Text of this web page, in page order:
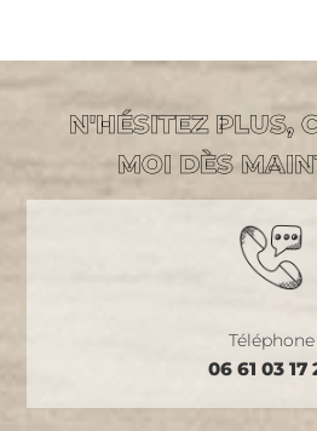
N'HÉSITEZ PLUS,
MOI DÈS
Téléphone
06 61 03 17